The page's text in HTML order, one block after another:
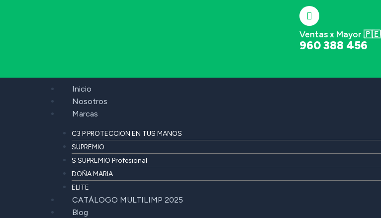
Ventas x Mayor 🇵🇪
960 388 456
Inicio
Nosotros
Marcas
C3 P PROTECCION EN TUS MANOS
SUPREMIO
S SUPREMIO Profesional
DOÑA MARIA
ELITE
CATÁLOGO MULTILIMP 2025
Blog